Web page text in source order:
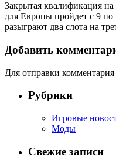
Закрытая квалификация
для Европы пройдет с 9 по
разыграют два слота на
Добавить
Для отправки
Рубрики
Игровые
Моды
Свежие записи